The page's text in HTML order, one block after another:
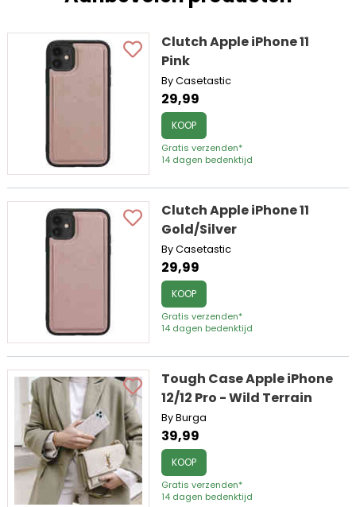
Clutch Apple iPhone 11
Pink
By Casetastic
29,99
KOOP
Gratis verzenden*
14 dagen bedenktijd
Clutch Apple iPhone 11
Gold/Silver
By Casetastic
29,99
KOOP
Gratis verzenden*
14 dagen bedenktijd
Tough Case Apple iPhone
12/12 Pro - Wild Terrain
By Burga
39,99
KOOP
Gratis verzenden*
14 dagen bedenktijd